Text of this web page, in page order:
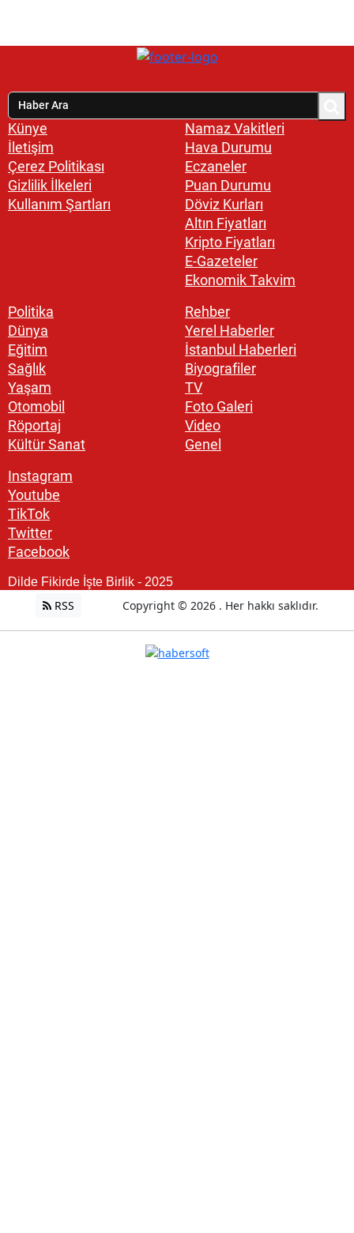
Künye
İletişim
Çerez Politikası
Gizlilik İlkeleri
Kullanım Şartları
Namaz Vakitleri
Hava Durumu
Eczaneler
Puan Durumu
Döviz Kurları
Altın Fiyatları
Kripto Fiyatları
E-Gazeteler
Ekonomik Takvim
Politika
Dünya
Eğitim
Sağlık
Yaşam
Otomobil
Röportaj
Kültür Sanat
Rehber
Yerel Haberler
İstanbul Haberleri
Biyografiler
TV
Foto Galeri
Video
Genel
Instagram
Youtube
TikTok
Twitter
Facebook
Dilde Fikirde İşte Birlik - 2025
RSS Copyright © 2026 . Her hakkı saklıdır.